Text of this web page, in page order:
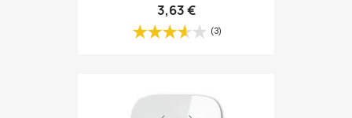
3,63 €
(3)